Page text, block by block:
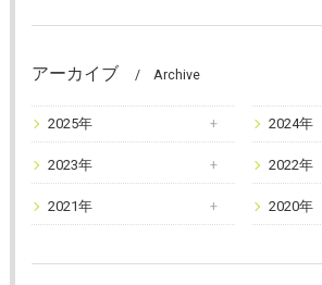
アーカイブ Archive
2025年 2024年
2023年 2022年
2021年 2020年